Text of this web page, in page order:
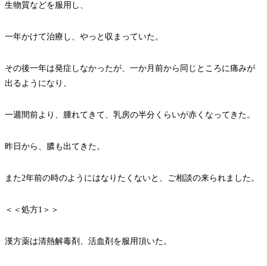
生物質などを服用し、
一年かけて治療し、やっと収まっていた。
その後一年は発症しなかったが、一か月前から同じところに痛みが
出るようになり、
一週間前より、腫れてきて、乳房の半分くらいが赤くなってきた。
昨日から、膿も出てきた。
また2年前の時のようにはなりたくないと、ご相談の来られました。
＜＜処方1＞＞
漢方薬は清熱解毒剤、活血剤を服用頂いた。